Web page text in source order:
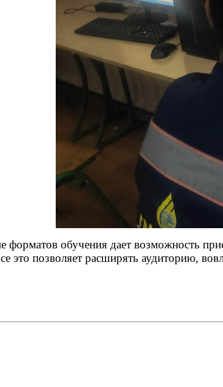
форматов обучения дает возможность
это позволяет расширять аудиторию,